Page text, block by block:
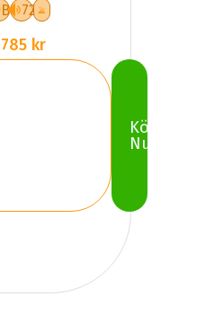
B 72
kr
Köp
Nu